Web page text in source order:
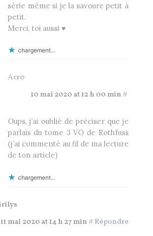
série même si je la savoure petit à
petit.
Merci, toi aussi ♥
chargement…
Acr0
10 mai 2020 at 12 h 00 min#
Oups, j’ai oublié de préciser que je
parlais du tome 3 VO de Rothfuss
(j’ai commenté au fil de ma lecture
de ton article)
chargement…
11 mai 2020 at 14 h 27 min#Répondre